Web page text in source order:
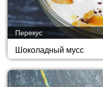
Шоколадный мусс
Перекус